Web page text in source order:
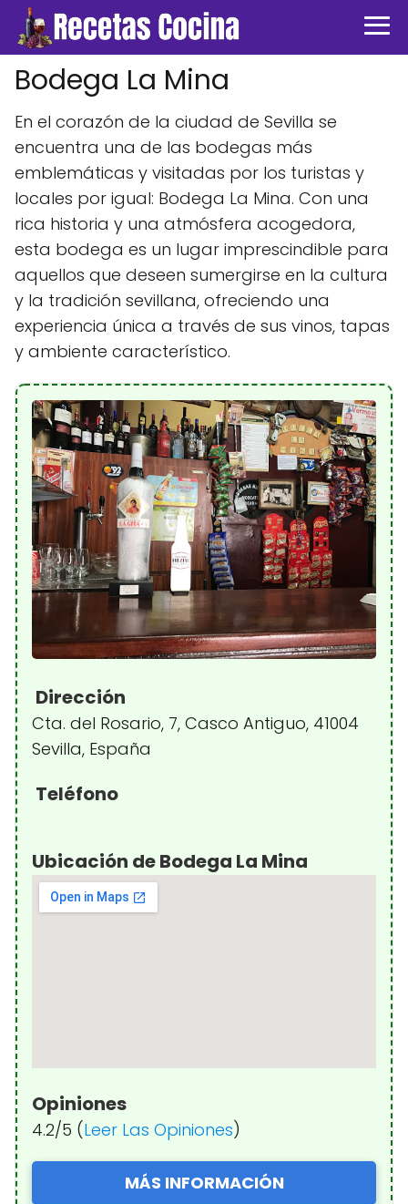
Bodega La Mina
En el corazón de la ciudad de Sevilla se
encuentra una de las bodegas más
emblemáticas y visitadas por los turistas y
locales por igual: Bodega La Mina. Con una
rica historia y una atmósfera acogedora,
esta bodega es un lugar imprescindible para
aquellos que deseen sumergirse en la cultura
y la tradición sevillana, ofreciendo una
experiencia única a través de sus vinos, tapas
y ambiente característico.
Dirección
Cta. del Rosario, 7, Casco Antiguo, 41004
Sevilla, España
Teléfono
Ubicación de Bodega La Mina
Opiniones
4.2/5 (Leer Las Opiniones)
MÁS INFORMACIÓN